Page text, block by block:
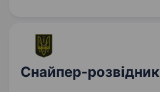
Снайпер-розвідник